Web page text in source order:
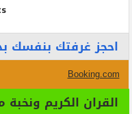
احجز غرفتك بنفسك
Booking.com
القران الكريم